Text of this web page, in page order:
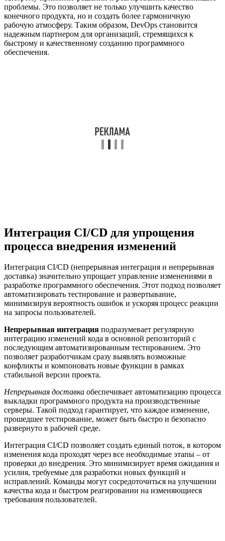
проблемы. Это позволяет не только улучшить качество
конечного продукта, но и создать более гармоничную
рабочую атмосферу. Таким образом, DevOps становится
надежным партнером для организаций, стремящихся к
быстрому и качественному созданию программного
обеспечения.
Интеграция CI/CD для упрощения
процесса внедрения изменений
Интеграция CI/CD (непрерывная интеграция и непрерывная
доставка) значительно упрощает управление изменениями в
разработке программного обеспечения. Этот подход позволяет
автоматизировать тестирование и развертывание,
минимизируя вероятность ошибок и ускоряя процесс реакции
на запросы пользователей.
Непрерывная интеграция подразумевает регулярную
интеграцию изменений кода в основной репозиторий с
последующим автоматизированным тестированием. Это
позволяет разработчикам сразу выявлять возможные
конфликты и компоновать новые функции в рамках
стабильной версии проекта.
Непрерывная доставка обеспечивает автоматизацию процесса
выкладки программного продукта на производственные
серверы. Такой подход гарантирует, что каждое изменение,
прошедшее тестирование, может быть быстро и безопасно
развернуто в рабочей среде.
Интеграция CI/CD позволяет создать единый поток, в котором
изменения кода проходят через все необходимые этапы – от
проверки до внедрения. Это минимизирует время ожидания и
усилия, требуемые для разработки новых функций и
исправлений. Команды могут сосредоточиться на улучшении
качества кода и быстром реагировании на изменяющиеся
требования пользователей.